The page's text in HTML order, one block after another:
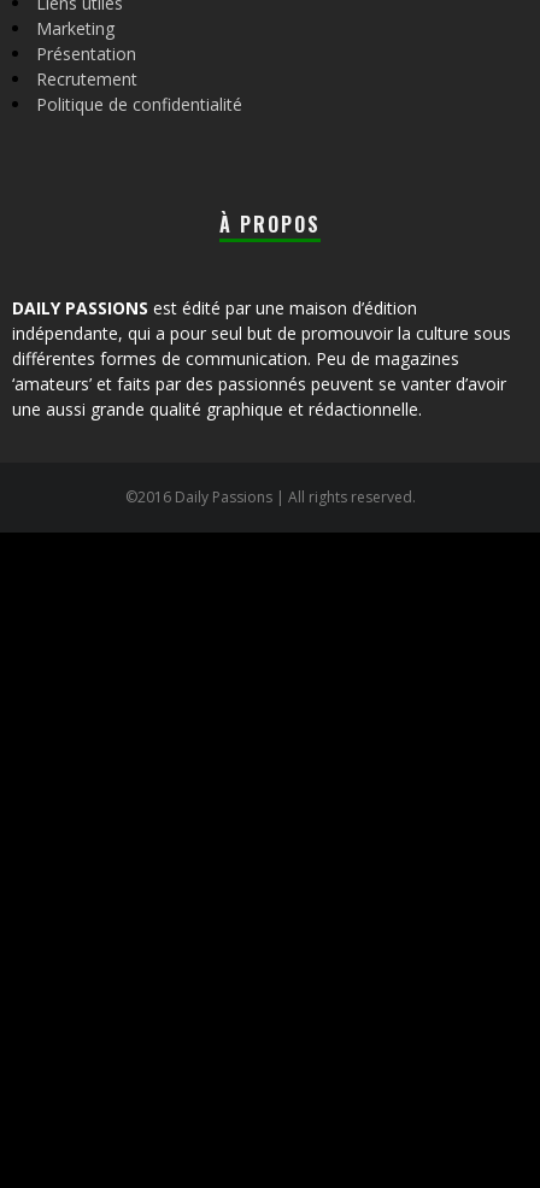
Marketing
Présentation
Recrutement
Politique de confidentialité
À PROPOS
DAILY PASSIONS est édité par une maison d’édition
indépendante, qui a pour seul but de promouvoir la culture sous
différentes formes de communication. Peu de magazines
‘amateurs’ et faits par des passionnés peuvent se vanter d’avoir
une aussi grande qualité graphique et rédactionnelle.
©2016 Daily Passions | All rights reserved.